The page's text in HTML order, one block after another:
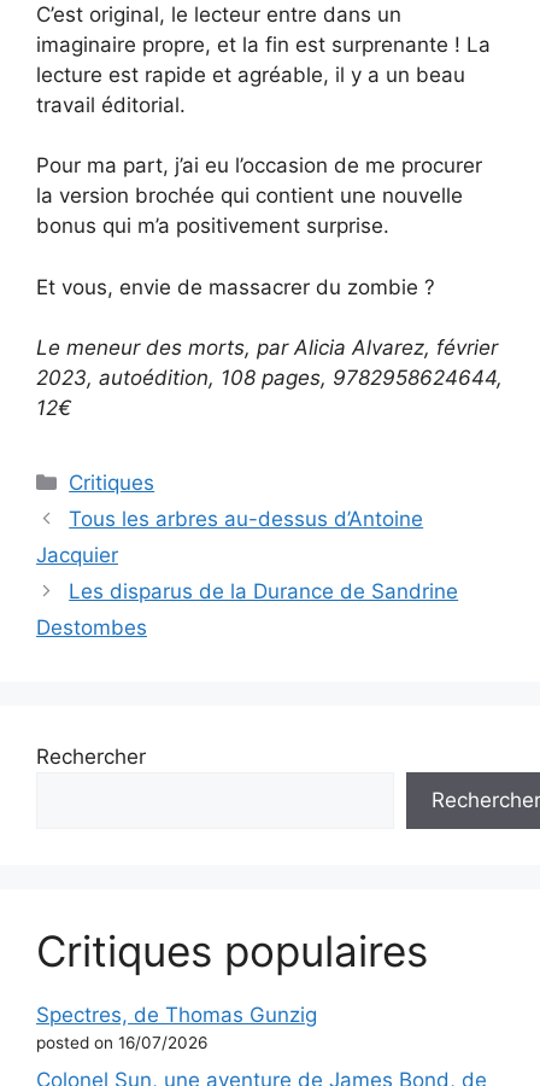
C’est original, le lecteur entre dans un
imaginaire propre, et la fin est surprenante ! La
lecture est rapide et agréable, il y a un beau
travail éditorial.
Pour ma part, j’ai eu l’occasion de me procurer
la version brochée qui contient une nouvelle
bonus qui m’a positivement surprise.
Et vous, envie de massacrer du zombie ?
Le meneur des morts, par Alicia Alvarez, février
2023, autoédition, 108 pages, 9782958624644,
12€
Critiques
Tous les arbres au-dessus d’Antoine
Jacquier
Les disparus de la Durance de Sandrine
Destombes
Rechercher
Rechercher
Critiques populaires
Spectres, de Thomas Gunzig
posted on 16/07/2026
Colonel Sun, une aventure de James Bond, de